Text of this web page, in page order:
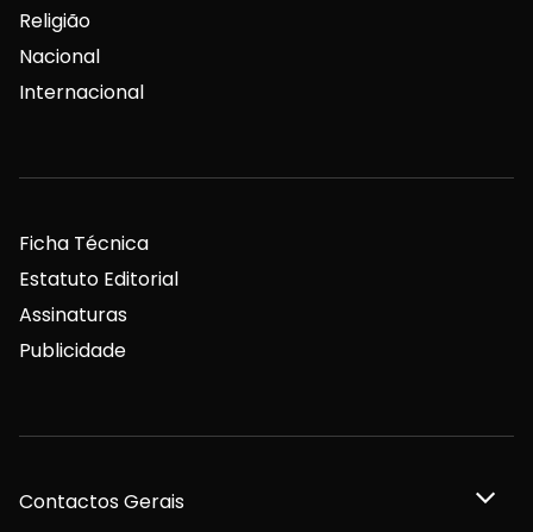
Religião
Nacional
Internacional
Ficha Técnica
Estatuto Editorial
Assinaturas
Publicidade
Contactos Gerais